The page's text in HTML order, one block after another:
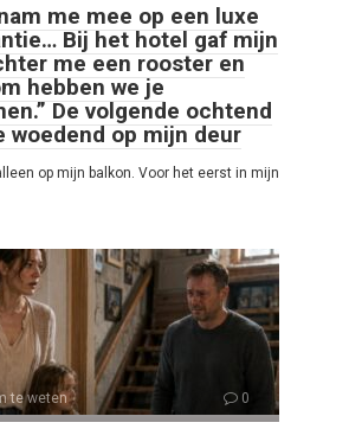
me mee op een luxe
Bij het hotel gaf mijn
me een rooster en
hebben we je
De volgende ochtend
woedend op mijn deur
op mijn balkon. Voor het eerst in mijn
te weten 0